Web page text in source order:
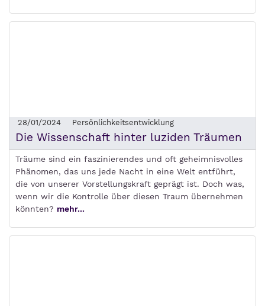
28/01/2024 Persönlichkeitsentwicklung
Die Wissenschaft hinter luziden Träumen
Träume sind ein faszinierendes und oft geheimnisvolles
Phänomen, das uns jede Nacht in eine Welt entführt,
die von unserer Vorstellungskraft geprägt ist. Doch was,
wenn wir die Kontrolle über diesen Traum übernehmen
könnten? mehr...